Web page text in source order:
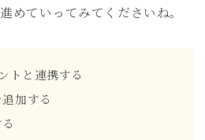
めていってみてくださいね。
トと連携する
加する